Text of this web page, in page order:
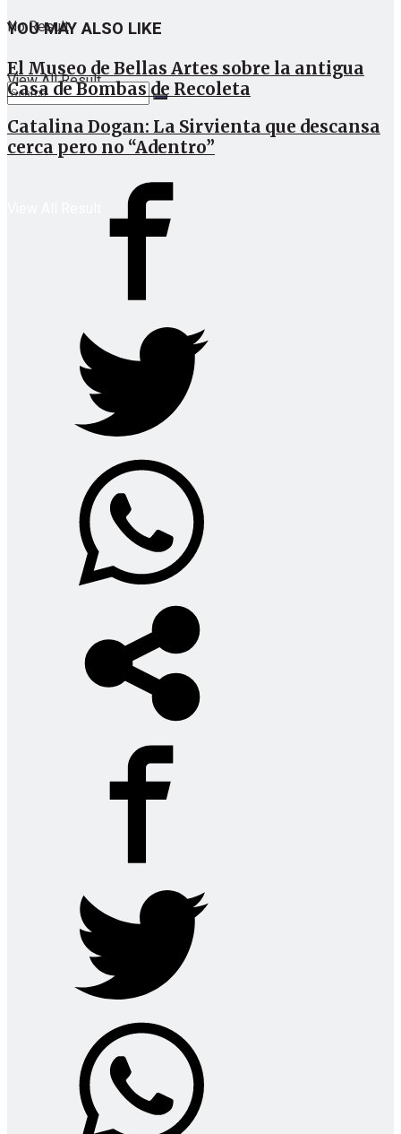
No Result
View All Result
No Result
YOU MAY ALSO LIKE
El Museo de Bellas Artes sobre la antigua
Casa de Bombas de Recoleta
Catalina Dogan: La Sirvienta que descansa
cerca pero no “Adentro”